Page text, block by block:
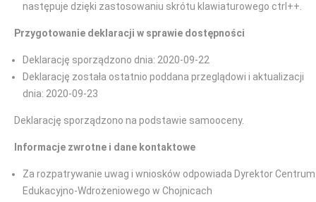
następuje dzięki zastosowaniu skrótu klawiaturowego ctrl++.
Przygotowanie deklaracji w sprawie dostępności
Deklarację sporządzono dnia: 2020-09-22
Deklarację została ostatnio poddana przeglądowi i aktualizacji
dnia: 2020-09-23
Deklarację sporządzono na podstawie samooceny.
Informacje zwrotne i dane kontaktowe
Za rozpatrywanie uwag i wniosków odpowiada Dyrektor Centrum
Edukacyjno-Wdrożeniowego w Chojnicach